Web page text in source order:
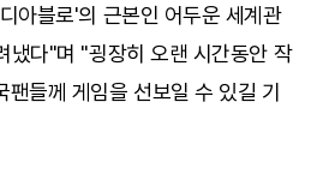
아블로'의 근본인 어두운 세계관
냈다"며 "굉장히 오랜 시간동안 작
팬들께 게임을 선보일 수 있길 기